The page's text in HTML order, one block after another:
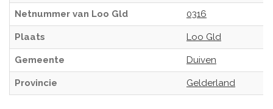
Netnummer van Loo Gld 0316
Plaats Loo Gld
Gemeente Duiven
Provincie Gelderland